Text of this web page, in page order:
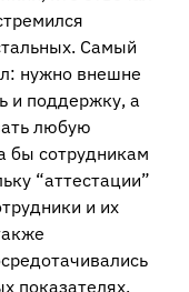
Самый
нужно внешне
и поддержку, а
любую
бы сотрудникам
“аттестации”
и их
показателях,